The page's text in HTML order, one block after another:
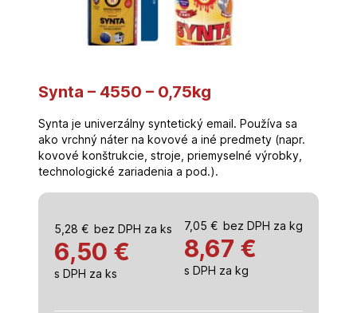
Synta – 4550 – 0,75kg
Synta je univerzálny syntetický email. Používa sa
ako vrchný náter na kovové a iné predmety (napr.
kovové konštrukcie, stroje, priemyselné výrobky,
technologické zariadenia a pod.).
5,28 € bez DPH za ks
6,50 €
s DPH za ks
7,05 € bez DPH za kg
8,67 €
s DPH za kg